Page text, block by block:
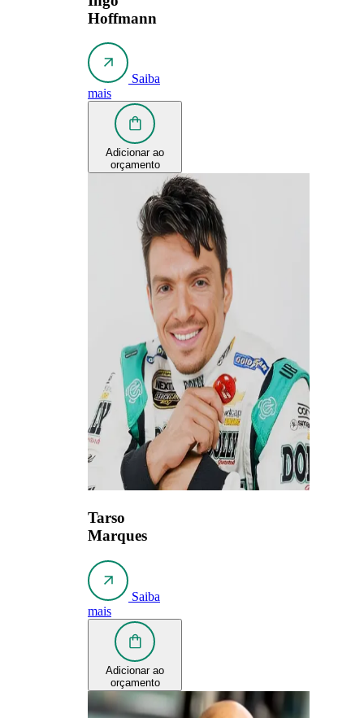
Hoffmann
Saiba
mais
Adicionar ao
orçamento
Tarso
Marques
Saiba
mais
Adicionar ao
orçamento